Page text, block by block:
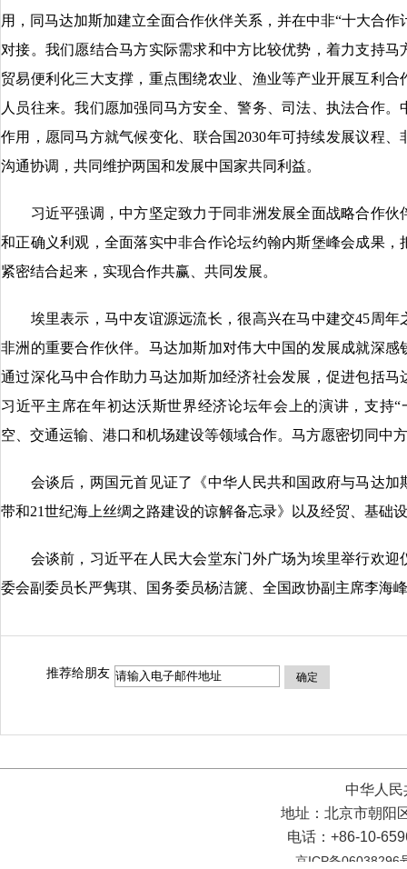
用，同马达加斯加建立全面合作伙伴关系，并在中非“十大合
对接。我们愿结合马方实际需求和中方比较优势，着力支持
贸易便利化三大支撑，重点围绕农业、渔业等产业开展互利
人员往来。我们愿加强同马方安全、警务、司法、执法合作
作用，愿同马方就气候变化、联合国2030年可持续发展议程
沟通协调，共同维护两国和发展中国家共同利益。
习近平强调，中方坚定致力于同非洲发展全面战略合作伙
和正确义利观，全面落实中非合作论坛约翰内斯堡峰会成果
紧密结合起来，实现合作共赢、共同发展。
埃里表示，马中友谊源远流长，很高兴在马中建交45周年
非洲的重要合作伙伴。马达加斯加对伟大中国的发展成就深
通过深化马中合作助力马达加斯加经济社会发展，促进包括
习近平主席在年初达沃斯世界经济论坛年会上的演讲，支持
空、交通运输、港口和机场建设等领域合作。马方愿密切同中
会谈后，两国元首见证了《中华人民共和国政府与马达加
带和21世纪海上丝绸之路建设的谅解备忘录》以及经贸、基础
会谈前，习近平在人民大会堂东门外广场为埃里举行欢迎
委会副委员长严隽琪、国务委员杨洁篪、全国政协副主席李海
推荐给朋友 确定
中华人
地址：北京市朝阳
电话：+86-10-
京ICP备06038296